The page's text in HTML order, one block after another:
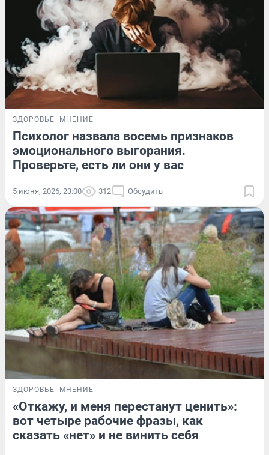
ЗДОРОВЬЕ МНЕНИЕ
Психолог назвала восемь признаков
эмоционального выгорания.
Проверьте, есть ли они у вас
5 июня, 2026, 23:00 312 Обсудить
ЗДОРОВЬЕ МНЕНИЕ
«Откажу, и меня перестанут ценить»:
вот четыре рабочие фразы, как
сказать «нет» и не винить себя